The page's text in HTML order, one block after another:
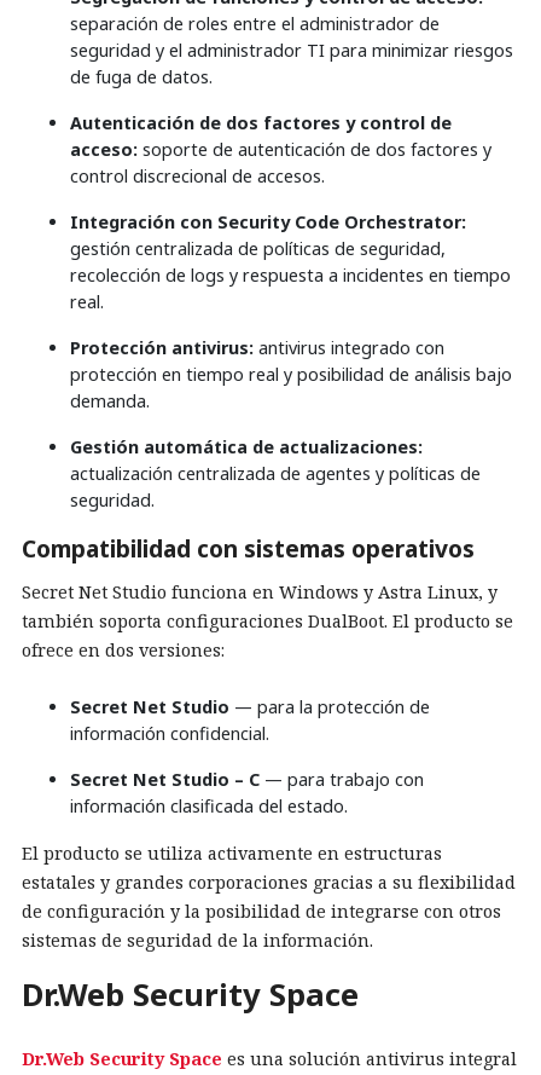
separación de roles entre el administrador de
seguridad y el administrador TI para minimizar riesgos
de fuga de datos.
Autenticación de dos factores y control de
acceso: soporte de autenticación de dos factores y
control discrecional de accesos.
Integración con Security Code Orchestrator:
gestión centralizada de políticas de seguridad,
recolección de logs y respuesta a incidentes en tiempo
real.
Protección antivirus: antivirus integrado con
protección en tiempo real y posibilidad de análisis bajo
demanda.
Gestión automática de actualizaciones:
actualización centralizada de agentes y políticas de
seguridad.
Compatibilidad con sistemas operativos
Secret Net Studio funciona en Windows y Astra Linux, y
también soporta configuraciones DualBoot. El producto se
ofrece en dos versiones:
Secret Net Studio — para la protección de
información confidencial.
Secret Net Studio – C — para trabajo con
información clasificada del estado.
El producto se utiliza activamente en estructuras
estatales y grandes corporaciones gracias a su flexibilidad
de configuración y la posibilidad de integrarse con otros
sistemas de seguridad de la información.
Dr.Web Security Space
Dr.Web Security Space es una solución antivirus integral